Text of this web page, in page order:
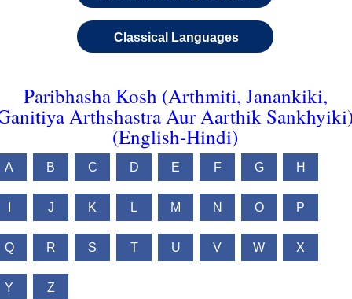
Classical Languages
Paribhasha Kosh (Arthmiti, Janankiki,
Arthshastra Aur Aarthik
(English-Hindi)
A B C D E F G H
J K L M N O P
Q R S T U V W X
Y Z